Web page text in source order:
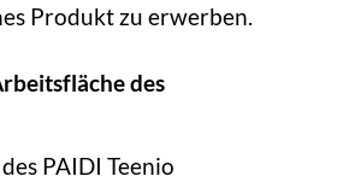
Produkt zu erwerben.
des
PAIDI Teenio